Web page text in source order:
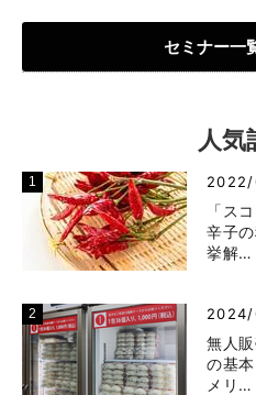
セミナー一
人気
「ス
辛子
挙解…
無人
の基
メリ…